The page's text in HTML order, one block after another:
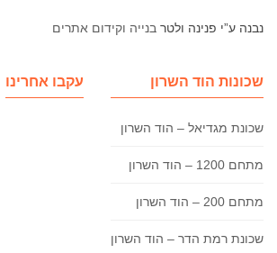
נבנה ע”י פנינה ולטר בנייה וקידום אתרים
שכונות הוד השרון
שכונת מגדיאל – הוד השרון
מתחם 1200 – הוד השרון
מתחם 200 – הוד השרון
שכונת רמת הדר – הוד השרון
עקבו אחרינו